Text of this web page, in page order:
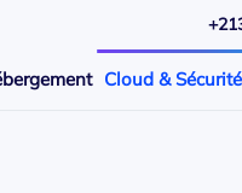
Cloud & Sécurité